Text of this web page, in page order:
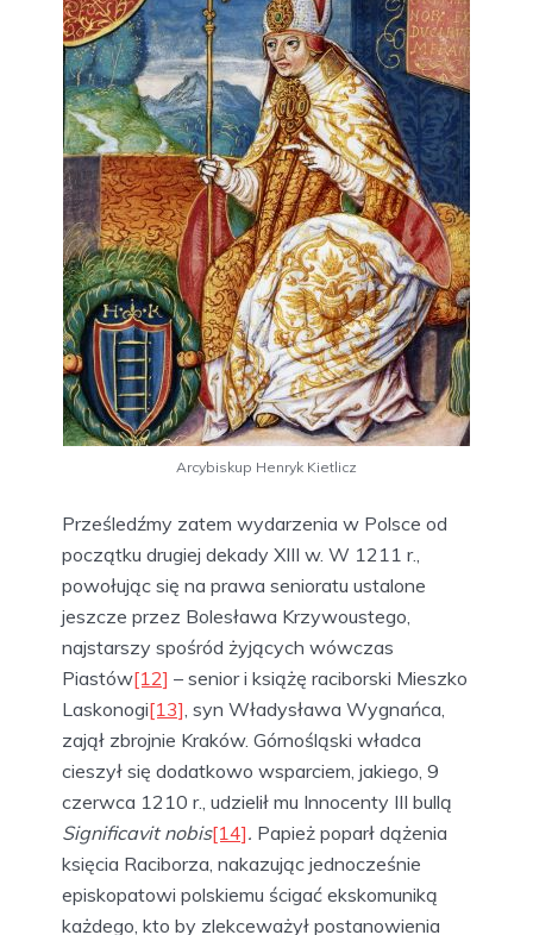
Arcybiskup Henryk Kietlicz
Prześledźmy zatem wydarzenia w Polsce od
początku drugiej dekady XIII w. W 1211 r.,
powołując się na prawa senioratu ustalone
jeszcze przez Bolesława Krzywoustego,
najstarszy spośród żyjących wówczas
Piastów[12] – senior i książę raciborski Mieszko
Laskonogi[13], syn Władysława Wygnańca,
zajął zbrojnie Kraków. Górnośląski władca
cieszył się dodatkowo wsparciem, jakiego, 9
czerwca 1210 r., udzielił mu Innocenty III bullą
Significavit nobis[14]. Papież poparł dążenia
księcia Raciborza, nakazując jednocześnie
episkopatowi polskiemu ścigać ekskomuniką
każdego, kto by zlekceważył postanowienia